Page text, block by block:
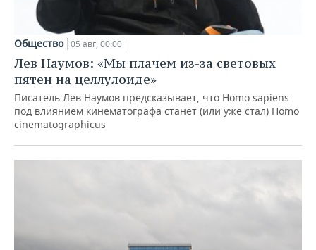
Общество 05 авг, 00:00
Лев Наумов: «Мы плачем из-за световых
пятен на целлулоиде»
Писатель Лев Наумов предсказывает, что Homo sapiens
под влиянием кинематографа станет (или уже стал) Homo
cinematographicus